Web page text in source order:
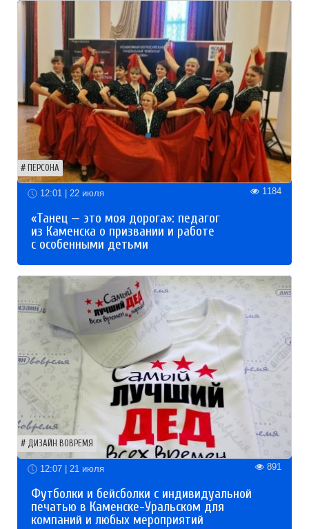
ПЕРСОНА
12:01 | 22 июля 1184
«Танец — это моя дорога»: педагог
из Каменска о призвании и работе
с особенными детьми
ДИЗАЙН ВОВРЕМЯ
12:07 | 21 июля 891
Футболки и бейсболки с индивидуальной
печатью в Каменске-Уральском для
компаний и любых мероприятий